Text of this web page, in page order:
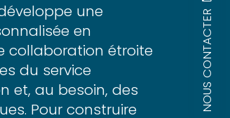
NOUS CONTACTER
une
en
collaboration étroite
du service
et, au besoin, des
Pour construire